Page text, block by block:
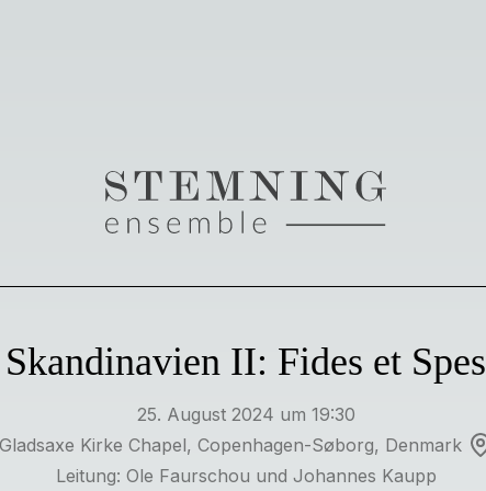
Skandinavien II: Fides et Spes
25. August 2024 um 19:30
Kirke Chapel, Copenhagen-Søborg, Denmark
Leitung: Ole Faurschou und Johannes Kaupp